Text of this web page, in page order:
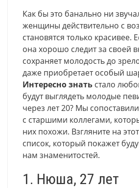
Как бы это банально ни
женщины действительно с
становятся только красивее.
она хорошо следит за своей
сохраняет молодость до
даже приобретает особый
Интересно знать стало
будут выглядеть молодые
через лет 20? Мы
с старшими коллегами,
них похожи. Взгляните на
список, который покажет
нам знаменитостей.
1. Нюша, 27 лет